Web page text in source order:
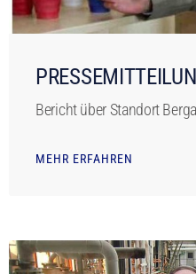
Bericht über Standort Berga
MEHR ERFAHREN